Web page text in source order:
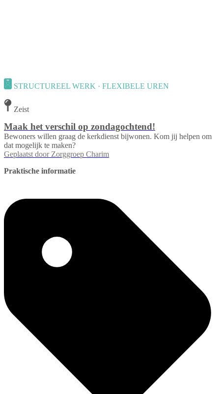
STRUCTUREEL WERK · FLEXIBELE UREN
Zeist
Maak het verschil op zondagochtend!
Bewoners willen graag de kerkdienst bijwonen. Kom jij helpen om
dat mogelijk te maken?
Geplaatst door Zorggroep Charim
Praktische informatie